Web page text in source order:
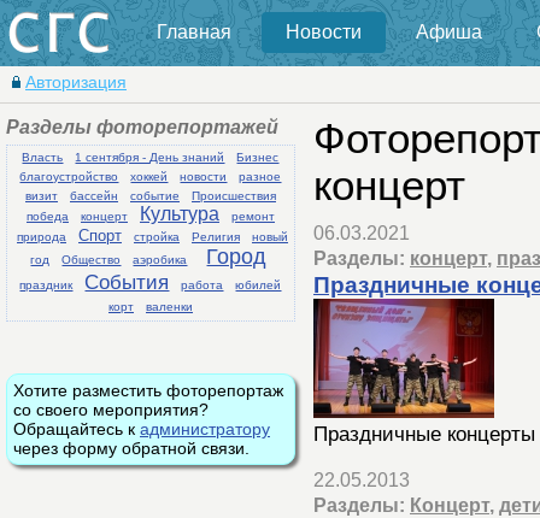
Главная Новости Афиша
Авторизация
Разделы фоторепортажей
Власть 1 сентября - День знаний
Бизнес
благоустройство
хоккей новости
разное
визит
бассейн событие
Происшествия
победа
концерт Культура
ремонт
природа
Спорт стройка Религия
новый
год
Общество аэробика Город
праздник События работа
юбилей
корт
валенки
Хотите разместить фоторепортаж
со своего мероприятия?
Обращайтесь к администратору
через форму обратной связи.
концерт
06.03.2021
Разделы: концерт,
Праздничные
Праздничные концерты
22.05.2013
Разделы: Концерт,